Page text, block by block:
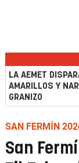
LA AEMET
AMARILLOS Y
GRANIZO
SAN FERMÍN
San